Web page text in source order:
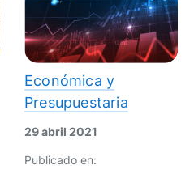
Económica y
Presupuestaria
29 abril 2021
Publicado en: